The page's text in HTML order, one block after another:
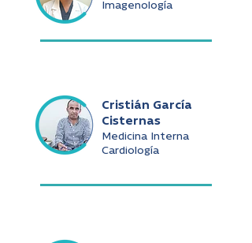
Imagenología
Cristián García
Cisternas
Medicina Interna
Cardiología